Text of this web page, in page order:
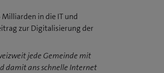
in die IT und
zur Digitalisierung der
jede Gemeinde mit
damit ans schnelle Internet